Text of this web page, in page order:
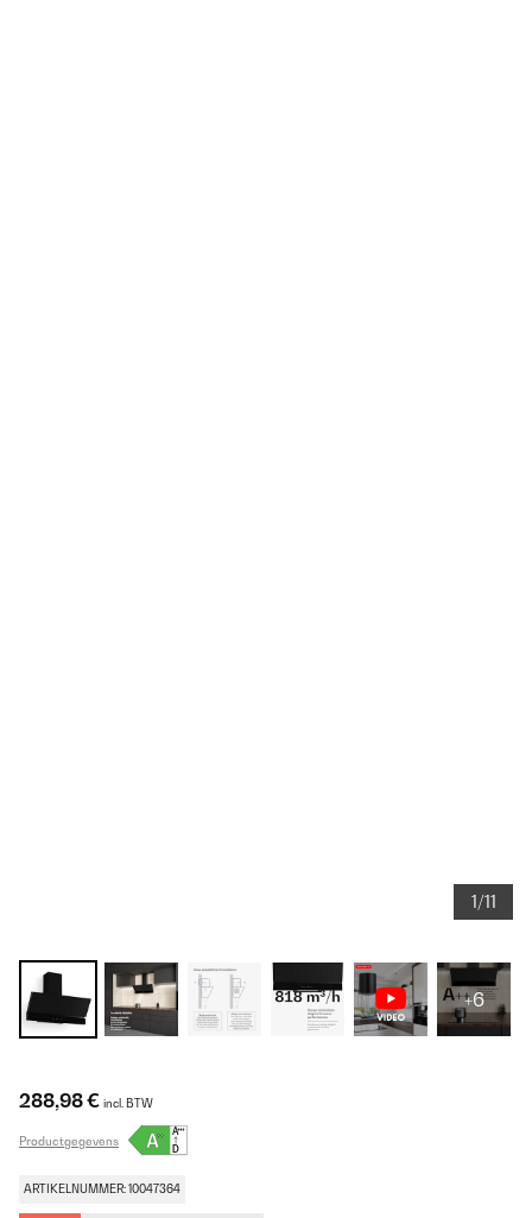
1/11
+6
288,98 € incl. BTW
Productgegevens
ARTIKELNUMMER: 10047364